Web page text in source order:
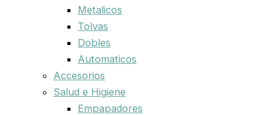
Metalicos
Tolvas
Dobles
Automaticos
Accesorios
Salud e Higiene
Empapadores